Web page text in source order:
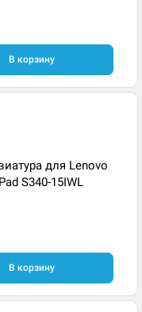
В корзину
для Lenovo
S340-15IWL
В корзину